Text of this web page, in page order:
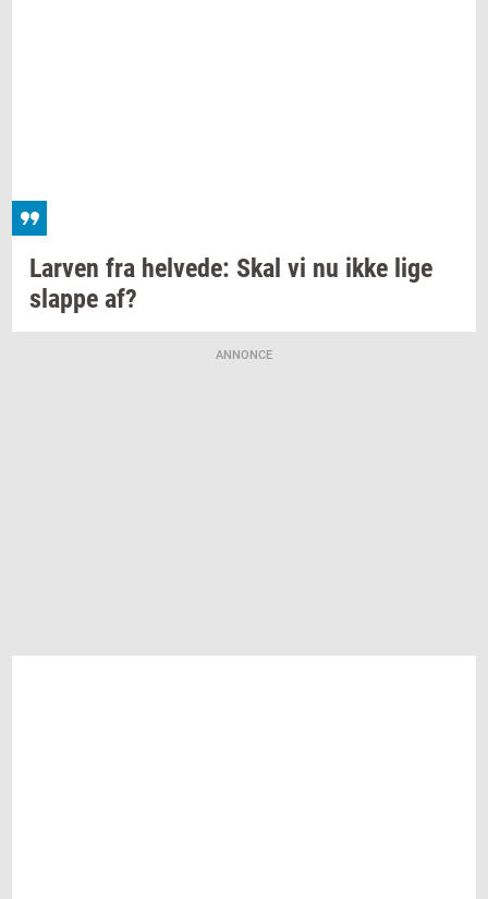
Lar­ven fra hel­ve­de: Skal vi nu ikke lige
slap­pe af?
ANNONCE